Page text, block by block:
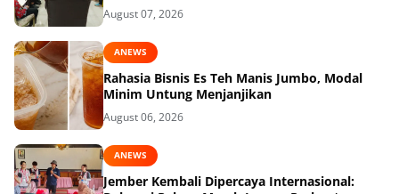
August 07, 2026
ANEWS
Rahasia Bisnis Es Teh Manis Jumbo, Modal
Minim Untung Menjanjikan
August 06, 2026
ANEWS
Jember Kembali Dipercaya Internasional: